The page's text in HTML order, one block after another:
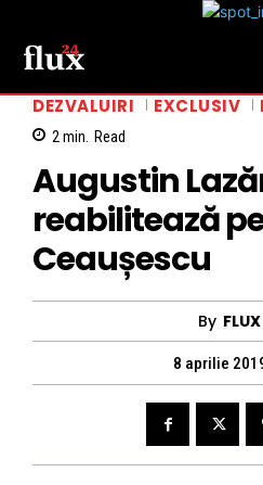
DEZVALUIRI EXCLUSIV
2 min. Read
Augustin
reabilitează
Ceaușescu
By
8 aprilie